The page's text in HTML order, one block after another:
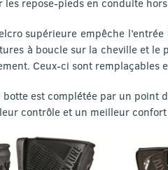
les repose-pieds en conduite
supérieure empêche
à boucle sur la cheville et
Ceux-ci sont remplaçables
est complétée par un point
contrôle et un meilleur